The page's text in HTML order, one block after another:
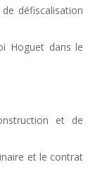
défiscalisation
Hoguet dans le
et de
et le contrat